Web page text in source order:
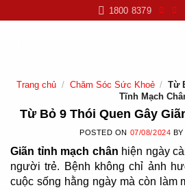
to
1800 8379
Trang chủ / Chăm Sóc Sức Khoẻ / Từ
Tĩnh Mạch
Từ Bỏ 9 Thói Quen Gây
POSTED ON 07/08/2024
Giãn tỉnh mạch chân hiện ngày
người trẻ. Bệnh không chỉ ảnh
cuộc sống hằng ngày mà còn làm